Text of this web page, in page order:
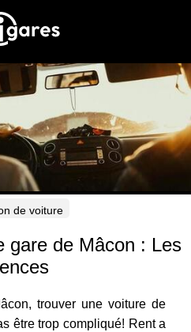
Recherche
Location de voiture
Hôtels
Taxis
Horaires
de voiture
gare de Mâcon : Les
trouver une voiture de
être trop compliqué! Rent a